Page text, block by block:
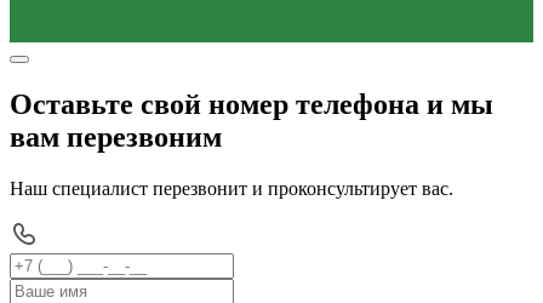
Оставьте свой номер телефона и мы
вам перезвоним
Наш специалист перезвонит и проконсультирует вас.